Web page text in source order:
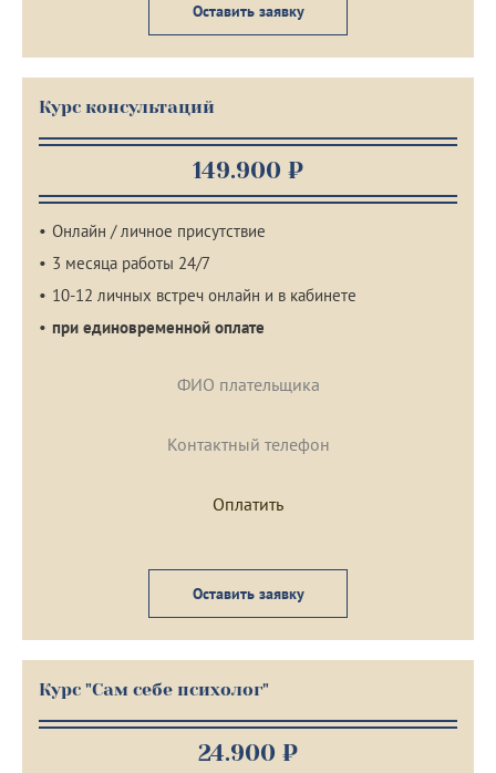
Оставить заявку
Курс консультаций
149.900 ₽
Онлайн / личное присутствие
3 месяца работы 24/7
10-12 личных встреч онлайн и в кабинете
при единовременной оплате
Оставить заявку
Курс "Сам себе психолог"
24.900 ₽